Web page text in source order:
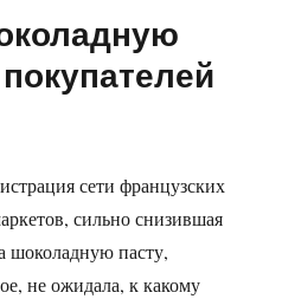
сети французских
сильно снизившая
шоколадную пасту,
не ожидала, к какому